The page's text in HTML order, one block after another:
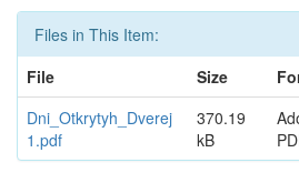
Files in This Item:
File
Size
Dni_Otkrytyh_Dverej
1.pdf
370.19
kB